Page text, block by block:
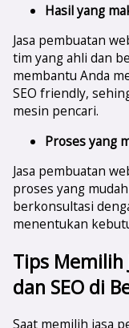
Hasil yang
Jasa pembuatan
tim yang ahli dan
membantu Anda
SEO friendly,
mesin pencari.
Proses yang
Jasa pembuatan
proses yang
berkonsultasi
menentukan
Tips Memilih
dan SEO di
Saat memilih jasa